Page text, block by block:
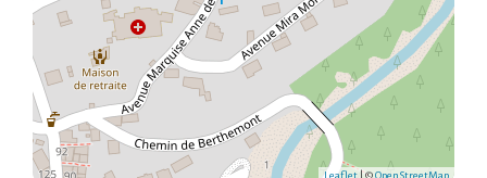
Leaflet | ©OpenStreetMap